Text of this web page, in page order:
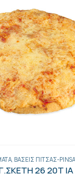
, ΒΆΣΕΙΣ ΠΊΤΣΑΣ-
26 20Τ